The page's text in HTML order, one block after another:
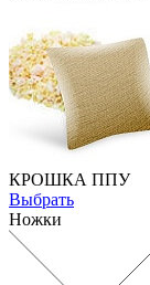
КРОШКА ППУ
Выбрать
Ножки